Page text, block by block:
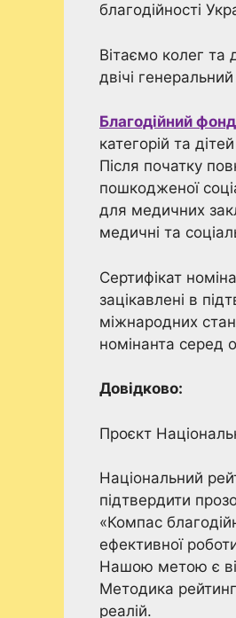
благодійності
Вітаємо колег та
двічі
Благодійний
категорій та
Після початку
пошкодженої
для медичних
медичні та
Сертифікат
зацікавлені в
міжнародних
номінанта серед
Довідково:
Проєкт
Національний
підтвердити
«Компас
ефективної
Нашою метою є
Методика
реалій.